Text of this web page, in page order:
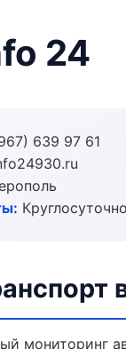
24
639 97 61
Круглосуточно
мониторинг